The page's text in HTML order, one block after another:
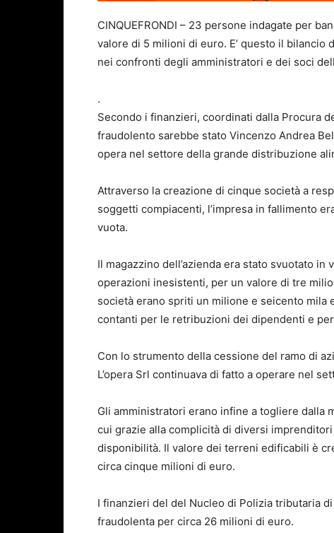
CINQUEFRONDI – 23 persone indagate per
valore di 5 milioni di euro. E’ questo il bilancio
nei confronti degli amministratori e dei soci
.
Secondo i finanzieri, coordinati dalla Procura
fraudolento sarebbe stato Vincenzo Andrea
opera nel settore della grande distribuzione
Attraverso la creazione di cinque società a
soggetti compiacenti, l’impresa in fallimento
vuota.
Il magazzino dell’azienda era stato svuotato
operazioni inesistenti, per un valore di tre
società erano spriti un milione e seicento mila
contanti per le retribuzioni dei dipendenti e
Con lo strumento della cessione del ramo di
L’opera Srl continuava di fatto a operare nel
Gli amministratori erano infine a togliere dalla
cui grazie alla complicità di diversi
disponibilità. Il valore dei terreni edificabili è
circa cinque milioni di euro.
I finanzieri del del Nucleo di Polizia tributaria
fraudolenta per circa 26 milioni di euro.